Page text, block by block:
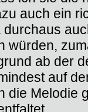
auch ein
durchaus
würden,
ab der
auf
die Melodie